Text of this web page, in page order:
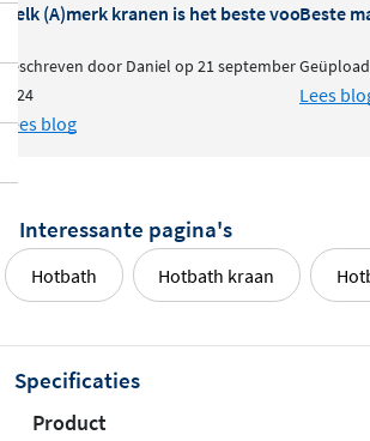
Welk (A)merk kranen is het beste voor je
Geschreven door Daniel op 21 september
2024
Lees blog
Beste
Lees
Interessante pagina's
Hotbath Hotbath kraan
Specificaties
Product